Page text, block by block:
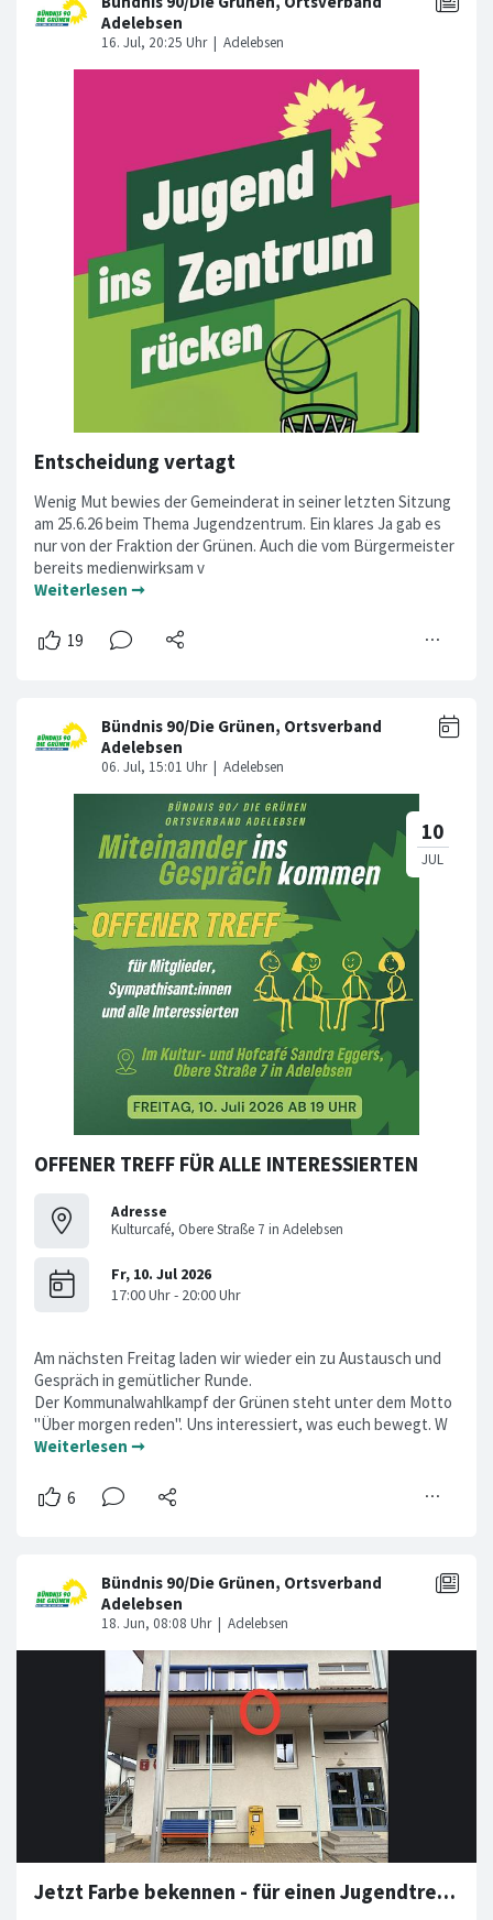
Entscheidung vertagt
Wenig Mut bewies der Gemeinderat in seiner letzten Sitzung
am 25.6.26 beim Thema Jugendzentrum. Ein klares Ja gab es
nur von der Fraktion der Grünen. Auch die vom Bürgermeister
bereits medienwirksam v
Weiterlesen ➞
OFFENER TREFF FÜR ALLE INTERESSIERTEN
Adresse
Kulturcafé, Obere Straße 7 in Adelebsen
Am nächsten Freitag laden wir wieder ein zu Austausch und
Gespräch in gemütlicher Runde.
Der Kommunalwahlkampf der Grünen steht unter dem Motto
"Über morgen reden". Uns interessiert, was euch bewegt. W
Weiterlesen ➞
Jetzt Farbe bekennen - für einen Jugendtreff in Adelebsen